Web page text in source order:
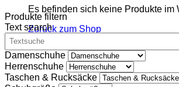
Es befinden sich keine Produkte im
Zurück zum Shop
Efeu
-
schwarz
Menge
Produkte filtern
Text search
Damenschuhe
Herrenschuhe
Taschen & Rucksäcke